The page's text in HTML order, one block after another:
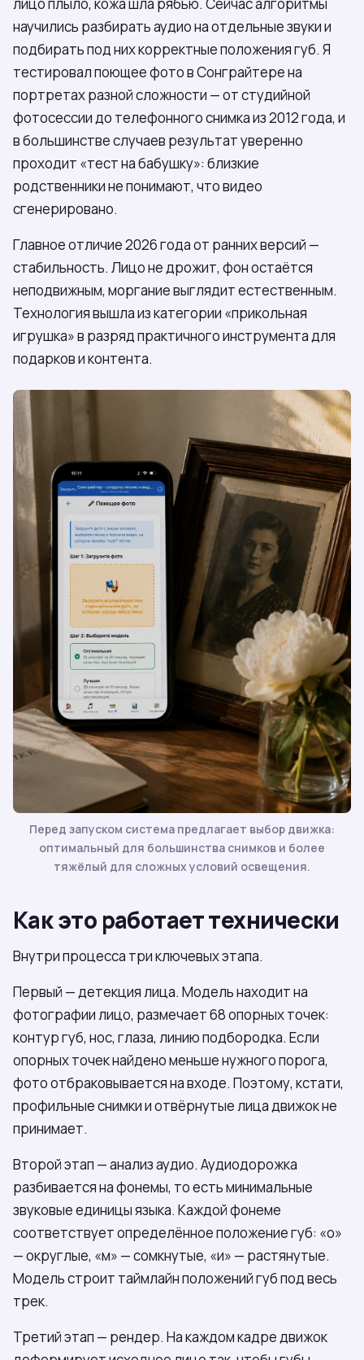
научились разбирать аудио на отдельные звуки и
подбирать под них корректные положения губ. Я
тестировал поющее фото в Сонграйтере на
портретах разной сложности — от студийной
фотосессии до телефонного снимка из 2012 года, и
в большинстве случаев результат уверенно
проходит «тест на бабушку»: близкие
родственники не понимают, что видео
сгенерировано.
Главное отличие 2026 года от ранних версий —
стабильность. Лицо не дрожит, фон остаётся
неподвижным, моргание выглядит естественным.
Технология вышла из категории «прикольная
игрушка» в разряд практичного инструмента для
подарков и контента.
Перед запуском система предлагает выбор движка:
оптимальный для большинства снимков и более
тяжёлый для сложных условий освещения.
Как это работает технически
Внутри процесса три ключевых этапа.
Первый — детекция лица. Модель находит на
фотографии лицо, размечает 68 опорных точек:
контур губ, нос, глаза, линию подбородка. Если
опорных точек найдено меньше нужного порога,
фото отбраковывается на входе. Поэтому, кстати,
профильные снимки и отвёрнутые лица движок не
принимает.
Второй этап — анализ аудио. Аудиодорожка
разбивается на фонемы, то есть минимальные
звуковые единицы языка. Каждой фонеме
соответствует определённое положение губ: «о»
— округлые, «м» — сомкнутые, «и» — растянутые.
Модель строит таймлайн положений губ под весь
трек.
Третий этап — рендер. На каждом кадре движок